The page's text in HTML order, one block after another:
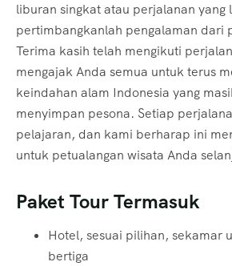
liburan singkat atau perjalanan yang
pertimbangkanlah pengalaman dari
Terima kasih telah mengikuti
mengajak Anda semua untuk terus
keindahan alam Indonesia yang
menyimpan pesona. Setiap
pelajaran, dan kami berharap ini
untuk petualangan wisata Anda
Paket Tour Termasuk
Hotel, sesuai pilihan, sekamar
bertiga